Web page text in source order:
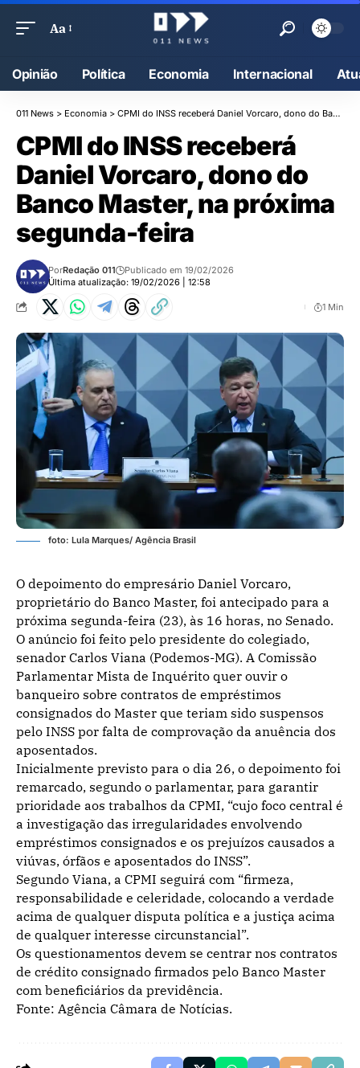
Aa
Opinião Política Economia Internacional
011 News > Economia > CPMI do INSS receberá Daniel Vorcaro, dono do Banco Master, na próxima segunda-feira
CPMI do INSS receberá
Daniel Vorcaro, dono do
Banco Master, na próxima
segunda-feira
Última atualização: 19/02/2026 | 12:58
PorRedação 011 Publicado em 19/02/2026
1 Min
foto: Lula Marques/ Agência Brasil
O depoimento do empresário Daniel Vorcaro,
proprietário do Banco Master, foi antecipado para a
próxima segunda-feira (23), às 16 horas, no Senado.
O anúncio foi feito pelo presidente do colegiado,
senador Carlos Viana (Podemos-MG). A Comissão
Parlamentar Mista de Inquérito quer ouvir o
banqueiro sobre contratos de empréstimos
consignados do Master que teriam sido suspensos
pelo INSS por falta de comprovação da anuência dos
aposentados.
Inicialmente previsto para o dia 26, o depoimento foi
remarcado, segundo o parlamentar, para garantir
prioridade aos trabalhos da CPMI, “cujo foco central é
a investigação das irregularidades envolvendo
empréstimos consignados e os prejuízos causados a
viúvas, órfãos e aposentados do INSS”.
Segundo Viana, a CPMI seguirá com “firmeza,
responsabilidade e celeridade, colocando a verdade
acima de qualquer disputa política e a justiça acima
de qualquer interesse circunstancial”.
Os questionamentos devem se centrar nos contratos
de crédito consignado firmados pelo Banco Master
com beneficiários da previdência.
Fonte: Agência Câmara de Notícias.